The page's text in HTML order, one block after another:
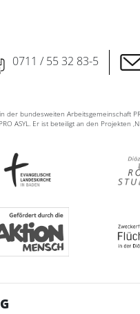
0711 / 55 32 83-5
der bundesweiten Arbeitsgemeinschaft
ASYL. Er ist beteiligt an den